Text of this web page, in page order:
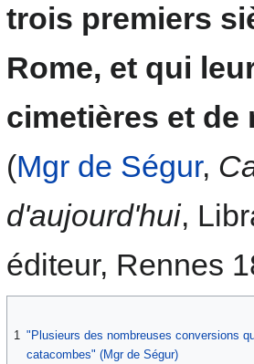
trois premiers
Rome, et qui
cimetières et
(Mgr de Ségur,
d'aujourd'hui,
éditeur, Rennes
1 "Plusieurs des nombreuses conversions
catacombes" (Mgr de Ségur)